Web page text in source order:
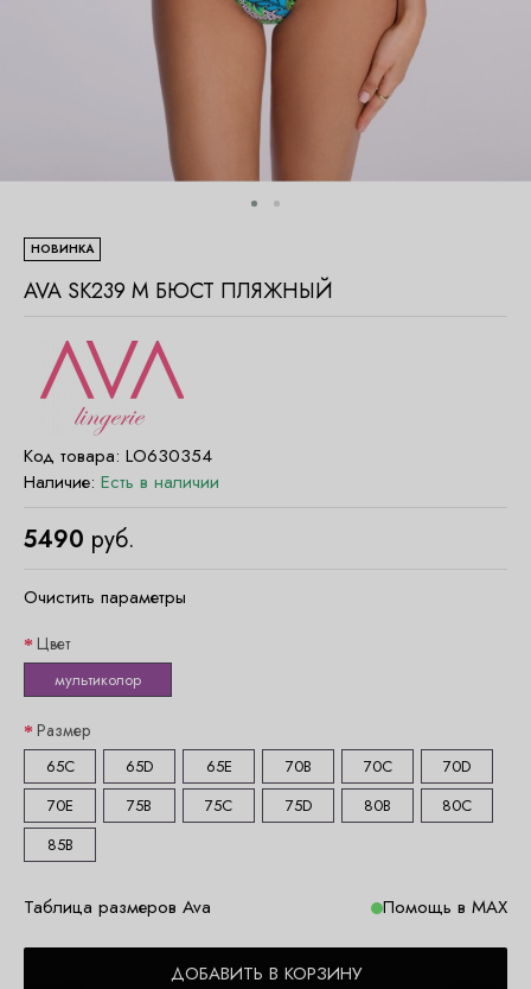
НОВИНКА
AVA SK239 M БЮСТ ПЛЯЖНЫЙ
Код товара: LO630354
Наличие: Есть в наличии
5490 руб.
Очистить параметры
Цвет
мультиколор
Размер
65C 65D 65E 70B 70C
70D
70E
75B 75C 75D 80B
80C
85B
Таблица размеров Ava Помощь в MAX
ДОБАВИТЬ В КОРЗИНУ